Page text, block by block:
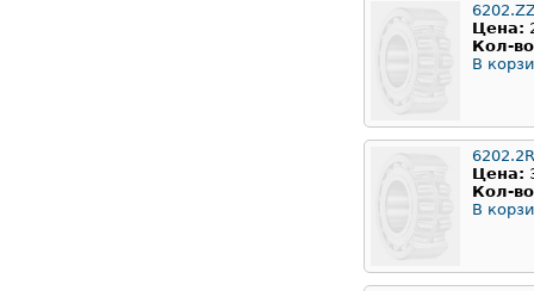
Цена:
Кол-
В
Цена:
Кол-
В